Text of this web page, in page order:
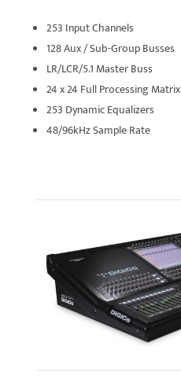
253 Input Channels
128 Aux / Sub-Group Busses
LR/LCR/5.1 Master Buss
24 x 24 Full Processing Matrix
253 Dynamic Equalizers
48/96kHz Sample Rate